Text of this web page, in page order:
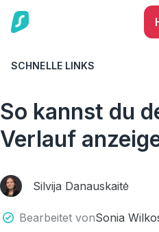
SCHNELLE LINKS
BLOG CYBERSICHERHEIT
So kannst du
Verlauf
Silvija Danauskaitė
Bearbeitet vonSonia